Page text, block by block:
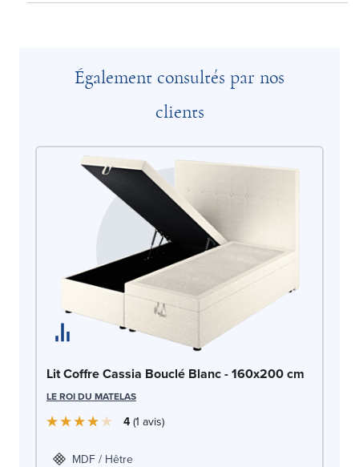
Également consultés par nos
clients
Lit Coffre Cassia Bouclé Blanc - 160x200 cm
LE ROI DU MATELAS
4 1 avis
MDF / Hêtre